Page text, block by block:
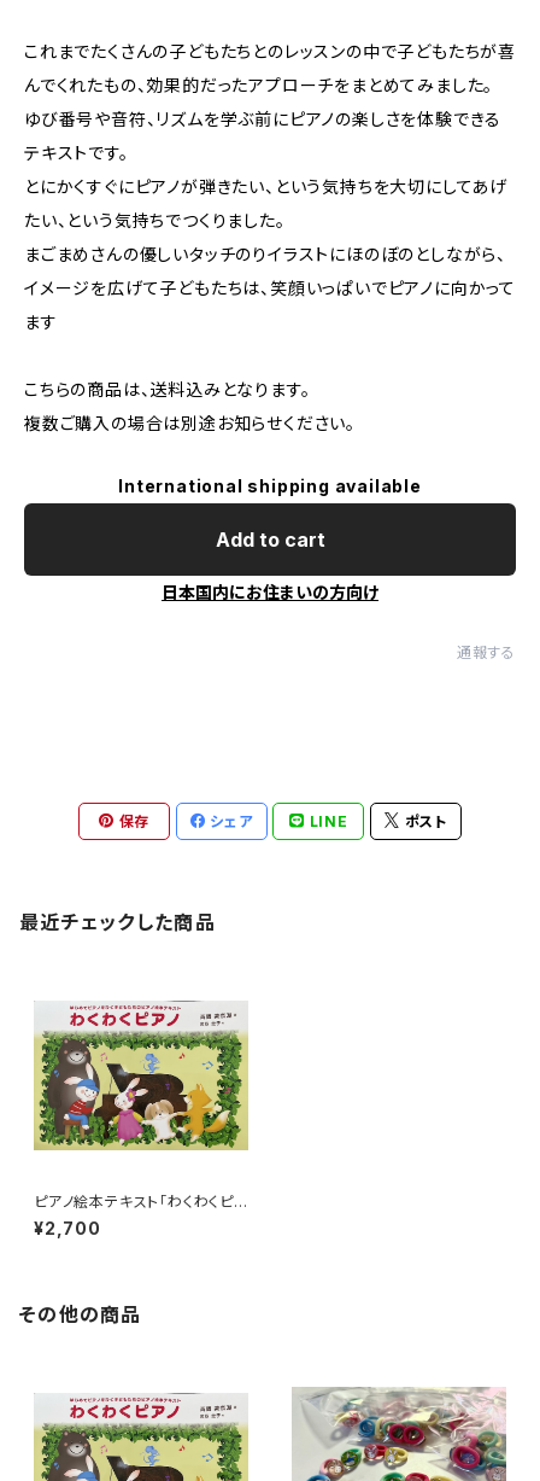
これまでたくさんの子どもたちとのレッスンの中で子どもたちが喜
んでくれたもの、効果的だったアプローチをまとめてみました。
ゆび番号や音符、リズムを学ぶ前にピアノの楽しさを体験できる
テキストです。
とにかくすぐにピアノが弾きたい、という気持ちを大切にしてあげ
たい、という気持ちでつくりました。
まごまめさんの優しいタッチのりイラストにほのぼのとしながら、
イメージを広げて子どもたちは、笑顔いっぱいでピアノに向かって
ます
こちらの商品は、送料込みとなります。
複数ご購入の場合は別途お知らせください。
International shipping available
Add to cart
日本国内にお住まいの方向け
通報する
保存 シェア LINE ポスト
最近チェックした商品
ピアノ絵本テキスト「わくわくピア
ノ」（税・送料込み）
¥2,700
その他の商品